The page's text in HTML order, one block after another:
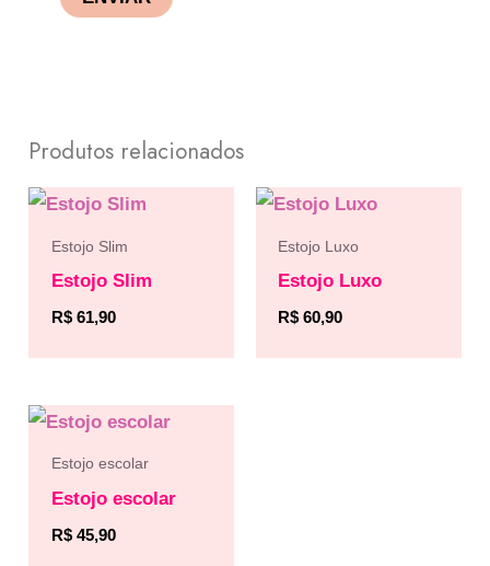
Produtos relacionados
Estojo Slim
Estojo Slim
R$61,90
Estojo Luxo
Estojo Luxo
R$ 60,90
Estojo escolar
Estojo escolar
R$45,90